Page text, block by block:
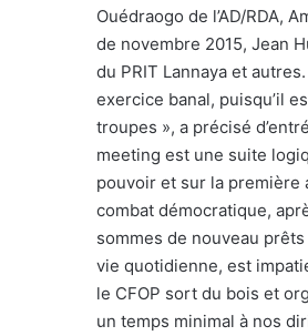
Ouédraogo de l’AD/RDA,
de novembre 2015, Jean
du PRIT Lannaya et
exercice banal, puisqu’il
troupes », a précisé
meeting est une suite
pouvoir et sur la première
combat démocratique,
sommes de nouveau
vie quotidienne, est
le CFOP sort du bois et
un temps minimal à nos